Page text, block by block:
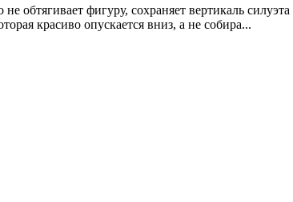
обтягивает фигуру, сохраняет вертикаль
красиво опускается вниз, а не собира...